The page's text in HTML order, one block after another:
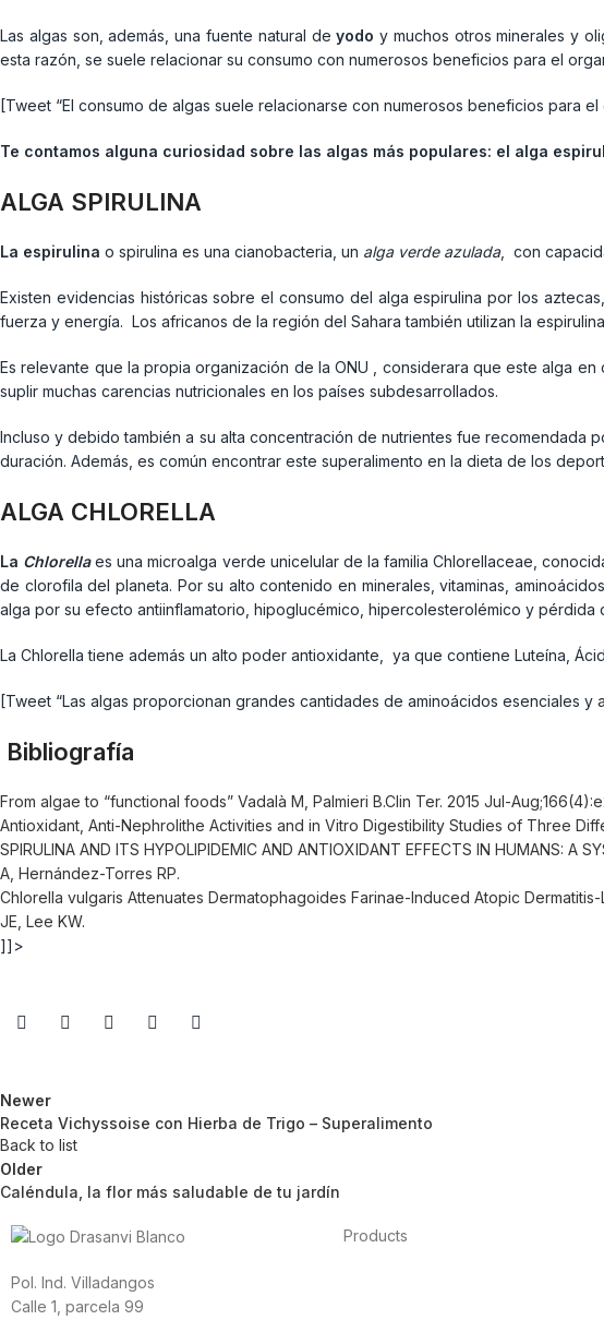
Las algas son, además, una fuente natural deyodo y muchos otros minerales y
esta razón, se suele relacionar su consumo con numerosos beneficios para el
[Tweet “El consumo de algas suele relacionarse con numerosos beneficios para el
Te contamos alguna curiosidad sobre las algas más populares: el alga
ALGA SPIRULINA
La espirulina o spirulina es una cianobacteria, un alga verde azulada, con
Existen evidencias históricas sobre el consumo del alga espirulina por los
fuerza y energía. Los africanos de la región del Sahara también utilizan la
Es relevante que la propia organización de la ONU , considerara que este alga
suplir muchas carencias nutricionales en los países subdesarrollados.
Incluso y debido también a su alta concentración de nutrientes fue recomendada
duración. Además, es común encontrar este superalimento en la dieta de los
ALGA CHLORELLA
La Chlorellaes una microalga verde unicelular de la familia Chlorellaceae,
de clorofila del planeta. Por su alto contenido en minerales, vitaminas,
alga por su efecto antiinflamatorio, hipoglucémico, hipercolesterolémico y pérdida
La Chlorella tiene además un alto poder antioxidante, ya que contiene Luteína,
[Tweet “Las algas proporcionan grandes cantidades de aminoácidos esenciales y
Bibliografía
From algae to “functional foods” Vadalà M, Palmieri B.Clin Ter. 2015 Jul-
Antioxidant, Anti-Nephrolithe Activities and in Vitro Digestibility Studies of Three
SPIRULINA AND ITS HYPOLIPIDEMIC AND ANTIOXIDANT EFFECTS IN HUMANS:
A, Hernández-Torres RP.
Chlorella vulgaris Attenuates Dermatophagoides Farinae-Induced Atopic
JE, Lee KW.
]]>
Newer
Receta Vichyssoise con Hierba de Trigo – Superalimento
Back to list
Older
Caléndula, la flor más saludable de tu jardín
Pol. Ind. Villadangos
Calle 1, parcela 99
Products